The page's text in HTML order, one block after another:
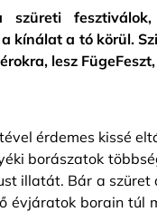
szüreti
kínálat a tó körül.
lesz
érdemes kissé
borászatok
illatát. Bár a
évjáratok borain túl